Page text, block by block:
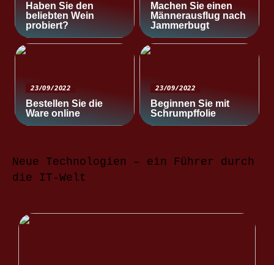
Haben Sie den
beliebten Wein
probiert?
Machen Sie einen
Männerausflug nach
Jammerbugt
23/09/2022
Bestellen Sie die
Ware online
23/09/2022
Beginnen Sie mit
Schrumpffolie
Neue Technologien – ein Führer durch
die IT-Welt